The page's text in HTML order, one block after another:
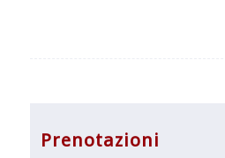
Prenotazioni